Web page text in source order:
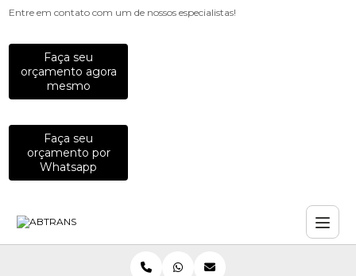
Entre em contato com um de nossos especialistas!
Faça seu
orçamento agora
mesmo
Faça seu
orçamento por
Whatsapp